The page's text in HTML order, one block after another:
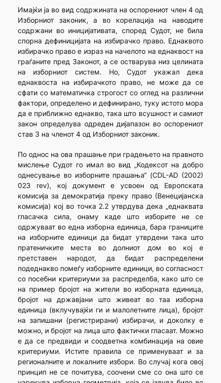
Имајќи ја во вид содржината на оспорениот член 4 од
Изборниот законик, а во корелација на наводите
содржани во иницијативата, според Судот, не била
спорна дефиницијата на избирачко право. Еднаквото
избирачко право е израз на начелото на еднаквост на
граѓаните пред Законот, а се остварува низ целината
на изборниот систем. Но, Судот укажал дека
еднаквоста на избирачкото право, не може да се
сфати со математичка строгост со оглед на различни
фактори, определено и дефинирано, туку истото мора
да е приближно еднакво, така што всушност и самиот
закон определува одреден дијапазон во оспорениот
став 3 на членот 4 од Изборниот законик.
По однос на ова прашање при градењето на правното
мислење Судот го имал во вид „Кодексот на добро
однесување во изборните прашања“ (CDL-AD (2002)
023 rev), кој документ е усвоен од Европската
комисија за демократија преку право (Венецијанска
комисија) кој во точка 2.2 утврдува дека „еднаквата
гласачка сила, онаму каде што изборите не се
одржуваат во една изборна единица, бара границите
на изборните единици да бидат утврдени така што
пратеничките места во долниот дом во кој е
претставен народот, да бидат распределени
подеднакво помеѓу изборните единици, во согласност
со посебни критериуми за распределба, како што се
на пример бројот на жители во изборната единица,
бројот на државјани што живеат во таа изборна
единица (вклучувајќи ги и малолетните лица), бројот
на запишани (регистрирани) избирачи, и доколку е
можно, и бројот на лица што фактички гласаат. Можно
е да се предвиди и соодветна комбинација на овие
критериуми. Истите правила се применуваат и за
регионалните и локалните избори. Во случај кога овој
принцип не се почитува, соочени сме со она што се